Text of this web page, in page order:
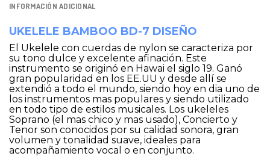
INFORMACIÓN ADICIONAL
UKELELE BAMBOO BD-7 DISEÑO
El Ukelele con cuerdas de nylon se caracteriza por
su tono dulce y excelente afinación. Este
instrumento se originó en Hawai el siglo 19. Ganó
gran popularidad en los EE.UU y desde allí se
extendió a todo el mundo, siendo hoy en dia uno de
los instrumentos mas populares y siendo utilizado
en todo tipo de estilos musicales. Los ukeleles
Soprano (el mas chico y mas usado), Concierto y
Tenor son conocidos por su calidad sonora, gran
volumen y tonalidad suave, ideales para
acompañamiento vocal o en conjunto.